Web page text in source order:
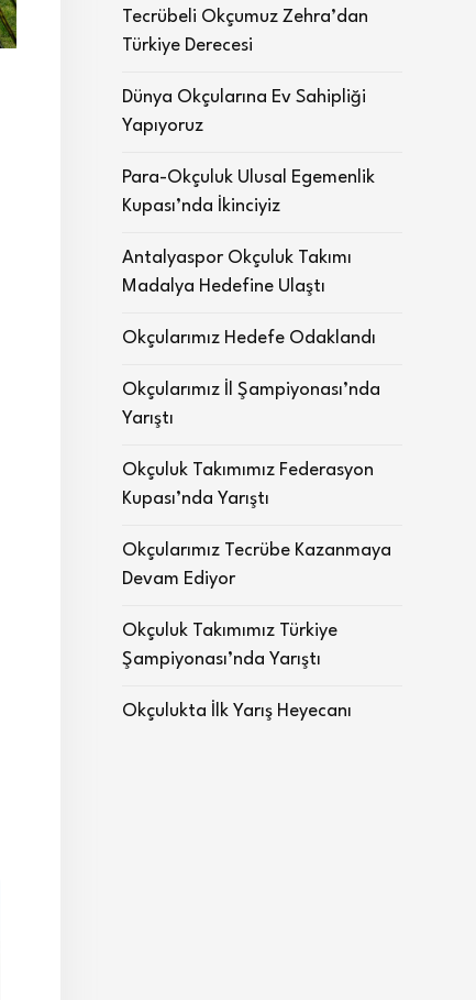
Tecrübeli Okçumuz Zehra’dan
Türkiye Derecesi
Dünya Okçularına Ev Sahipliği
Yapıyoruz
Para-Okçuluk Ulusal Egemenlik
Kupası’nda İkinciyiz
Antalyaspor Okçuluk Takımı
Madalya Hedefine Ulaştı
Okçularımız Hedefe Odaklandı
Okçularımız İl Şampiyonası’nda
Yarıştı
Okçuluk Takımımız Federasyon
Kupası’nda Yarıştı
Okçularımız Tecrübe Kazanmaya
Devam Ediyor
Okçuluk Takımımız Türkiye
Şampiyonası’nda Yarıştı
Okçulukta İlk Yarış Heyecanı